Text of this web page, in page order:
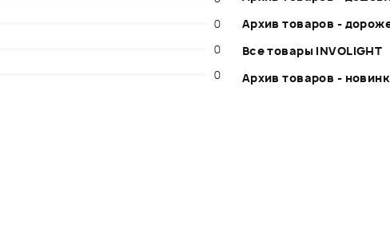
0
0
0
Архив товаров -
Все товары INVOLIGHT
Архив товаров -